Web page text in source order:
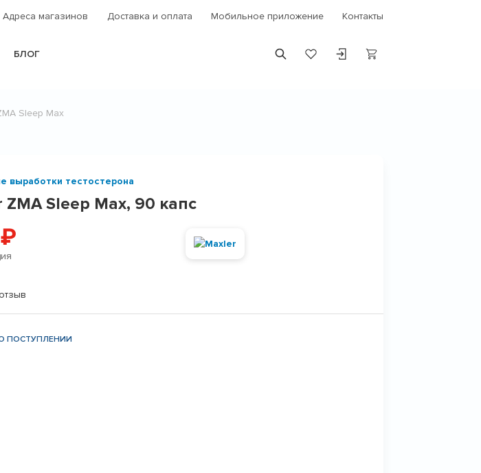
Адреса магазинов Доставка и оплата Мобильное приложение Контакты
БЛОГ
Sleep Max
выработки тестостерона
ZMA Sleep Max, 90 капс
₽
ПОСТУПЛЕНИИ